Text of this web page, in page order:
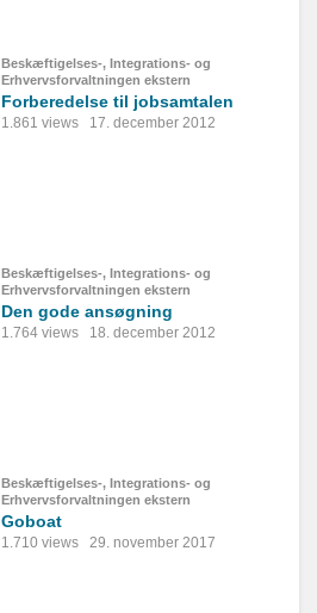
Beskæftigelses-, Integrations- og
Erhvervsforvaltningen ekstern
Forberedelse til jobsamtalen
1.861 views 17. december 2012
Beskæftigelses-, Integrations- og
Erhvervsforvaltningen ekstern
Den gode ansøgning
1.764 views 18. december 2012
Beskæftigelses-, Integrations- og
Erhvervsforvaltningen ekstern
Goboat
1.710 views 29. november 2017